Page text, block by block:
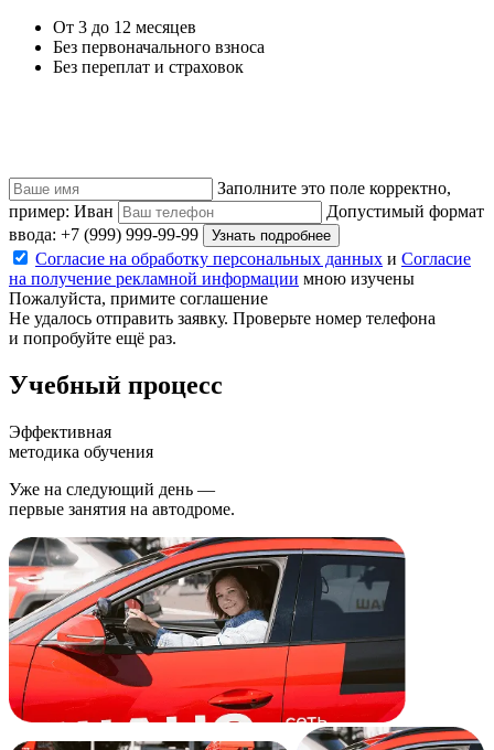
От 3 до 12 месяцев
Без первоначального взноса
Без переплат и страховок
Заполните это поле корректно,
пример: Иван
Допустимый формат
ввода: +7 (999) 999-99-99
Узнать подробнее
Согласие на обработку персональных данных и Согласие
на получение рекламной информации мною изучены
Пожалуйста, примите соглашение
Не удалось отправить заявку. Проверьте номер телефона
и попробуйте ещё раз.
Учебный процесс
Эффективная
методика обучения
Уже на следующий день —
первые занятия на автодроме.